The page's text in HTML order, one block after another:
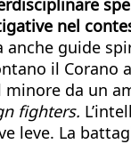
nel
anche guide
il
minore da un
fighters.
leve. La